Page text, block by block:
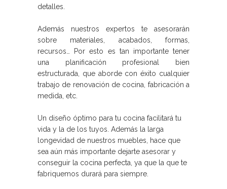
detalles.
Además nuestros expertos te asesorarán
sobre materiales, acabados, formas,
recursos… Por esto es tan importante tener
una planificación profesional bien
estructurada, que aborde con éxito cualquier
trabajo de renovación de cocina, fabricación a
medida, etc.
Un diseño óptimo para tu cocina facilitará tu
vida y la de los tuyos. Además la larga
longevidad de nuestros muebles, hace que
sea aún más importante dejarte asesorar y
conseguir la cocina perfecta, ya que la que te
fabriquemos durará para siempre.